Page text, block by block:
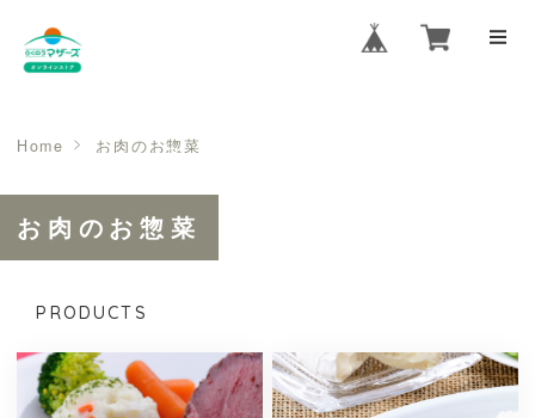
Home お肉のお惣菜
お肉のお惣菜
PRODUCTS